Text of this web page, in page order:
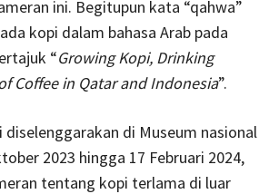
ini. Begitupun kata “qahwa”
kopi dalam bahasa Arab pada
“Growing Kopi, Drinking
Coffee in Qatar and Indonesia”.
diselenggarakan di Museum nasional
2023 hingga 17 Februari 2024,
tentang kopi terlama di luar